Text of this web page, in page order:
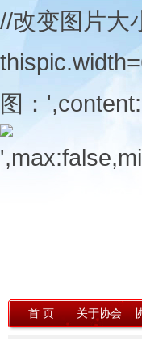
//改变图片大
图：
首 页 关于协会